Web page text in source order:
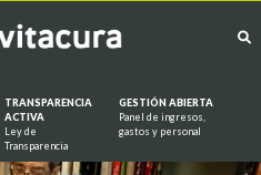
TRANSPARENCIA
ACTIVA
Ley de
Transparencia
GESTIÓN ABIERTA
Panel de ingresos,
gastos y personal